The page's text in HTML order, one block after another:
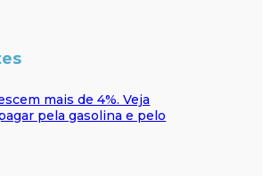
mais de 4%. Veja
pela gasolina e pelo